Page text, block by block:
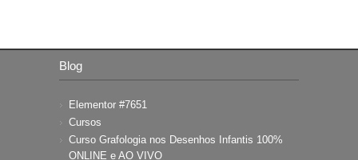
Blog
Elementor #7651
Cursos
Curso Grafologia nos Desenhos Infantis 100%
ONLINE e AO VIVO